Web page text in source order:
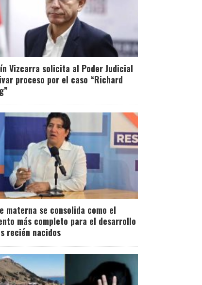
Vizcarra solicita al Poder Judicial
proceso por el caso “Richard
materna se consolida como el
más completo para el desarrollo
recién nacidos